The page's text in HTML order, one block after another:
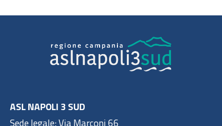
ASL NAPOLI 3 SUD
Sede legale: Via Marconi 66